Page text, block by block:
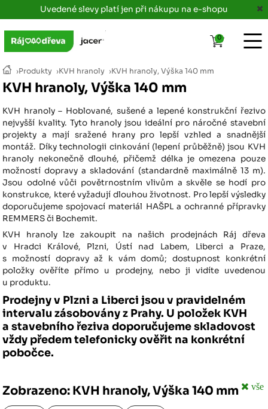
Uvedené slevy platí jen při nákupu na e-shopu
›Produkty ›KVH hranoly ›KVH hranoly, Výška 140 mm
KVH hranoly, Výška 140 mm
KVH hranoly – Hoblované, sušené a lepené konstrukční řezivo
nejvyšší kvality. Tyto hranoly jsou ideální pro náročné stavební
projekty a mají sražené hrany pro lepší vzhled a snadnější
montáž. Díky technologii cinkování (lepení průběžně) jsou KVH
hranoly nekonečně dlouhé, přičemž délka je omezena pouze
možností dopravy a skladování (standardně maximálně 13 m).
Jsou odolné vůči povětrnostním vlivům a skvěle se hodí pro
konstrukce, které vyžadují dlouhou životnost. Pro lepší výsledky
doporučujeme spojovací materiál HAŠPL a ochranné přípravky
REMMERS či Bochemit.
KVH hranoly lze zakoupit na našich prodejnách Ráj dřeva
v Hradci Králové, Plzni, Ústí nad Labem, Liberci a Praze,
s možností dopravy až k vám domů; dostupnost konkrétní
položky ověříte přímo u prodejny, nebo ji vidíte uvedenou
u produktu.
Prodejny v Plzni a Liberci jsou v pravidelném
intervalu zásobovány z Prahy. U položek KVH
a stavebního řeziva doporučujeme skladovost
vždy předem telefonicky ověřit na konkrétní
pobočce.
Zobrazeno: KVH hranoly, Výška 140 mm vše
0